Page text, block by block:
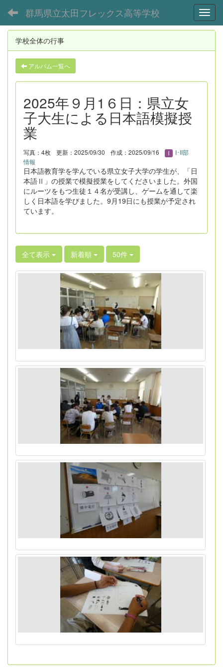
群馬県立太田フレックス高等学校
学校全体の行事
アルバム一覧へ
2025年９月1６日：県立女
子大生による日本語模擬授
業
写真：4枚 更新：2025/09/30 作成：2025/09/16
I･II部
情報
日本語教育学を学んでいる県立女子大学の学生が、「日
本語Ⅱ」の授業で模擬授業をしてくださいました。外国
にルーツをもつ生徒１４名が受講し、ゲームを通して楽
しく日本語を学びました。9月19日にも授業が予定され
ています。
全て表示 新着順 50件